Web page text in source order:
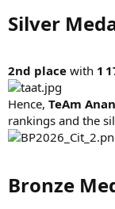
Silver
2nd place with 1
Hence, TeAm
rankings and the
Bronze